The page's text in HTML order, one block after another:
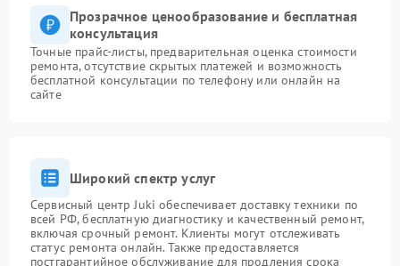
Прозрачное ценообразование и бесплатная
консультация
Точные прайс-листы, предварительная оценка стоимости
ремонта, отсутствие скрытых платежей и возможность
бесплатной консультации по телефону или онлайн на
сайте
Широкий спектр услуг
Сервисный центр Juki обеспечивает доставку техники по
всей РФ, бесплатную диагностику и качественный ремонт,
включая срочный ремонт. Клиенты могут отслеживать
статус ремонта онлайн. Также предоставляется
постгарантийное обслуживание для продления срока